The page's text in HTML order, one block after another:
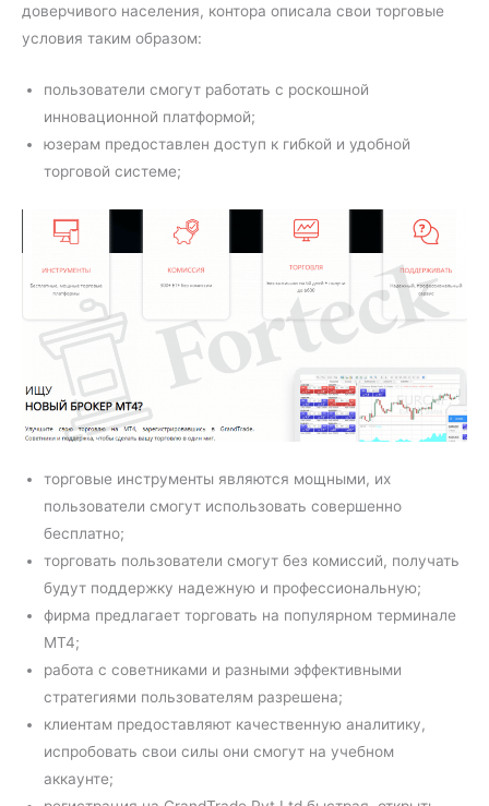
доверчивого населения, контора описала свои торговые
условия таким образом:
пользователи смогут работать с роскошной
инновационной платформой;
юзерам предоставлен доступ к гибкой и удобной
торговой системе;
торговые инструменты являются мощными, их
пользователи смогут использовать совершенно
бесплатно;
торговать пользователи смогут без комиссий, получать
будут поддержку надежную и профессиональную;
фирма предлагает торговать на популярном терминале
МТ4;
работа с советниками и разными эффективными
стратегиями пользователям разрешена;
клиентам предоставляют качественную аналитику,
испробовать свои силы они смогут на учебном
аккаунте;